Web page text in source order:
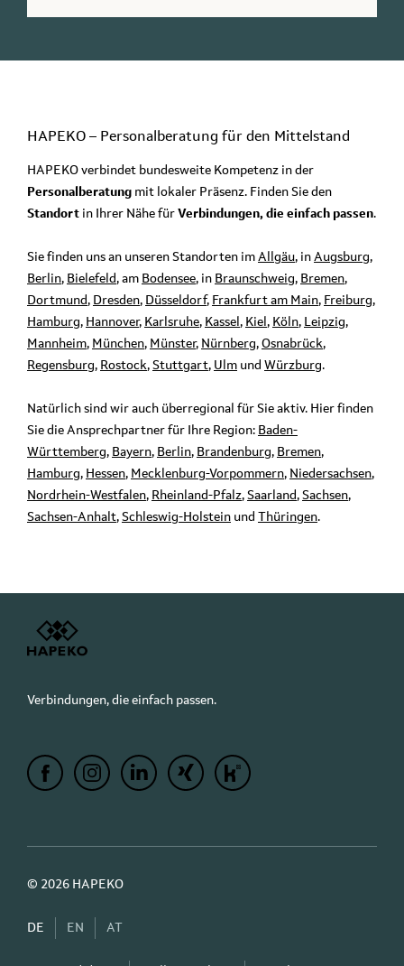
HAPEKO – Personalberatung für den Mittelstand
HAPEKO verbindet bundesweite Kompetenz in der
Personalberatung mit lokaler Präsenz. Finden Sie den
Standort in Ihrer Nähe für Verbindungen, die einfach passen.
Sie finden uns an unseren Standorten im Allgäu, in Augsburg,
Berlin, Bielefeld, am Bodensee, in Braunschweig, Bremen,
Dortmund, Dresden, Düsseldorf, Frankfurt am Main, Freiburg,
Hamburg, Hannover, Karlsruhe, Kassel , Kiel , Köln, Leipzig,
Mannheim, München, Münster, Nürnberg, Osnabrück,
Regensburg, Rostock, Stuttgart, Ulm und Würzburg.
Natürlich sind wir auch überregional für Sie aktiv. Hier finden
Sie die Ansprechpartner für Ihre Region: Baden-
Württemberg, Bayern, Berlin, Brandenburg, Bremen,
Hamburg, Hessen, Mecklenburg-Vorpommern, Niedersachsen,
Nordrhein-Westfalen, Rheinland-Pfalz, Saarland, Sachsen,
Sachsen-Anhalt, Schleswig-Holstein und Thüringen.
Verbindungen, die einfach passen.
© 2026 HAPEKO
DE EN AT